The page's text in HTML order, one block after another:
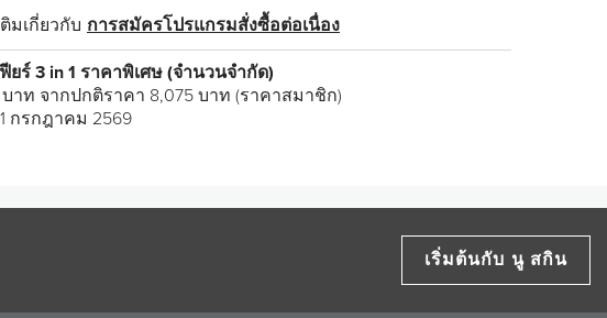
มเกี่ยวกับ การสมัครโปรแกรมสั่งซื้อต่อเนื่อง
ยร์ 3 in 1 ราคาพิเศษ (จำนวนจำกัด)
าท จากปกติราคา 8,075 บาท (ราคาสมาชิก)
กรกฎาคม 2569
เริ่มต้นกับ นู สกิน